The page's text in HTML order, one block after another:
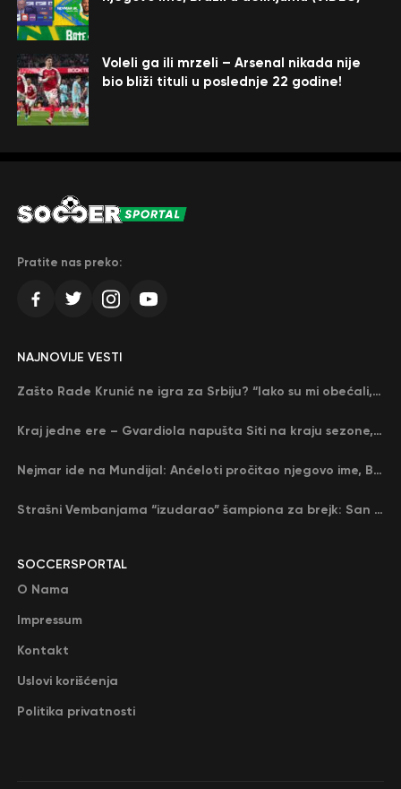
Voleli ga ili mrzeli – Arsenal nikada nije
bio bliži tituli u poslednje 22 godine!
Pratite nas preko:
SOCCERSPORTAL
O Nama
Impressum
Kontakt
Uslovi korišćenja
Politika privatnosti
NAJNOVIJE VESTI
Zašto Rade Krunić ne igra za Srbiju? “Iako su mi obećali, niko me nije zvao…”
Kraj jedne ere – Gvardiola napušta Siti na kraju sezone, menja ga njegov nekadašnji rival
Nejmar ide na Mundijal: Anćeloti pročitao njegovo ime, Brazil u delirijumu (VIDEO)
Strašni Vembanjama “izudarao” šampiona za brejk: San Antonio poveo protiv Oklahome